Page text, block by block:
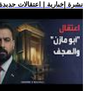
.. نشرة إخبارية | اعتقالات